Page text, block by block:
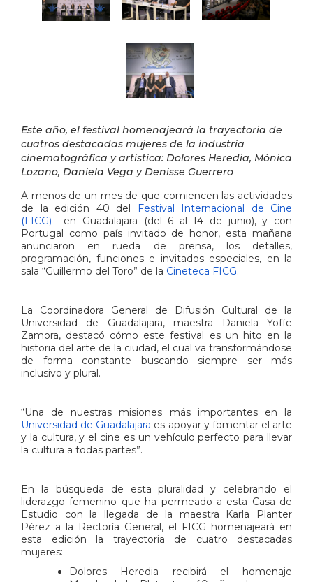
Este año, el festival homenajeará la trayectoria de
cuatros destacadas mujeres de la industria
cinematográfica y artística: Dolores Heredia, Mónica
Lozano, Daniela Vega y Denisse Guerrero
A menos de un mes de que comiencen las actividades
de la edición 40 del
Festival Internacional de Cine
(FICG) en Guadalajara (del 6 al 14 de junio), y con
Portugal como país invitado de honor, esta mañana
anunciaron en rueda de prensa, los detalles,
programación, funciones e invitados especiales, en la
sala “Guillermo del Toro” de la Cineteca FICG.
La Coordinadora General de Difusión Cultural de la
Universidad de Guadalajara, maestra Daniela Yoffe
Zamora, destacó cómo este festival es un hito en la
historia del arte de la ciudad, el cual va transformándose
de forma constante buscando siempre ser más
inclusivo y plural.
“Una de nuestras misiones más importantes en la
Universidad de Guadalajara es apoyar y fomentar el arte
y la cultura, y el cine es un vehículo perfecto para llevar
la cultura a todas partes”.
En la búsqueda de esta pluralidad y celebrando el
liderazgo femenino que ha permeado a esta Casa de
Estudio con la llegada de la maestra Karla Planter
Pérez a la Rectoría General, el FICG homenajeará en
esta edición la trayectoria de cuatro destacadas
mujeres:
Dolores Heredia recibirá el homenaje